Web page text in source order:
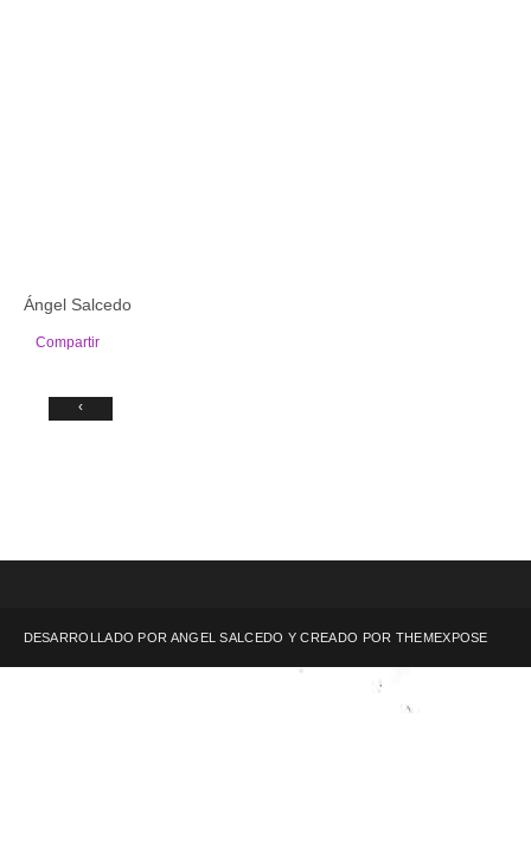
Ángel Salcedo
Compartir
‹
DESARROLLADO POR ANGEL SALCEDO Y CREADO POR THEMEXPOSE